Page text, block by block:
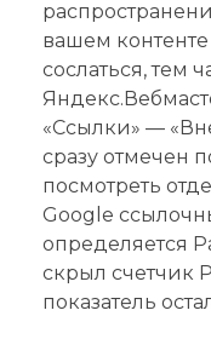
вашем контенте
сослаться, тем
«Ссылки» —
сразу отмечен
посмотреть
Google
определяется
скрыл счетчик
показатель